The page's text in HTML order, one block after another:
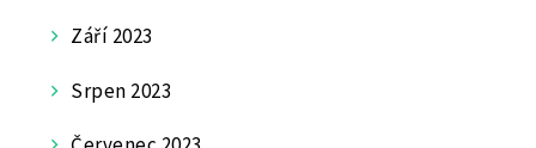
Září 2023
Srpen 2023